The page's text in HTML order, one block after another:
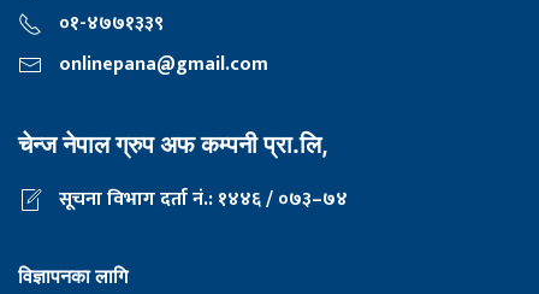
०१-४७७१३३९
onlinepana@gmail.com
चेन्ज नेपाल ग्रुप अफ कम्पनी प्रा.लि,
सूचना विभाग दर्ता नं.: १४४६ / ०७३–७४
विज्ञापनका लागि